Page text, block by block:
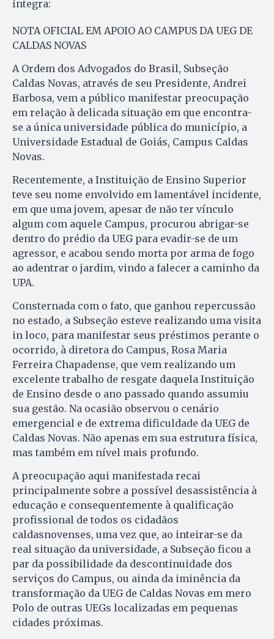
íntegra:
NOTA OFICIAL EM APOIO AO CAMPUS DA UEG DE
CALDAS NOVAS
A Ordem dos Advogados do Brasil, Subseção
Caldas Novas, através de seu Presidente, Andrei
Barbosa, vem a público manifestar preocupação
em relação à delicada situação em que encontra-
se a única universidade pública do município, a
Universidade Estadual de Goiás, Campus Caldas
Novas.
Recentemente, a Instituição de Ensino Superior
teve seu nome envolvido em lamentável incidente,
em que uma jovem, apesar de não ter vínculo
algum com aquele Campus, procurou abrigar-se
dentro do prédio da UEG para evadir-se de um
agressor, e acabou sendo morta por arma de fogo
ao adentrar o jardim, vindo a falecer a caminho da
UPA.
Consternada com o fato, que ganhou repercussão
no estado, a Subseção esteve realizando uma visita
in loco, para manifestar seus préstimos perante o
ocorrido, à diretora do Campus, Rosa Maria
Ferreira Chapadense, que vem realizando um
excelente trabalho de resgate daquela Instituição
de Ensino desde o ano passado quando assumiu
sua gestão. Na ocasião observou o cenário
emergencial e de extrema dificuldade da UEG de
Caldas Novas. Não apenas em sua estrutura física,
mas também em nível mais profundo.
A preocupação aqui manifestada recai
principalmente sobre a possível desassistência à
educação e consequentemente à qualificação
profissional de todos os cidadãos
caldasnovenses, uma vez que, ao inteirar-se da
real situação da universidade, a Subseção ficou a
par da possibilidade da descontinuidade dos
serviços do Campus, ou ainda da iminência da
transformação da UEG de Caldas Novas em mero
Polo de outras UEGs localizadas em pequenas
cidades próximas.